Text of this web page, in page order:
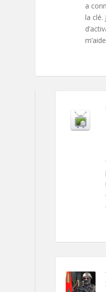
a
la clé.